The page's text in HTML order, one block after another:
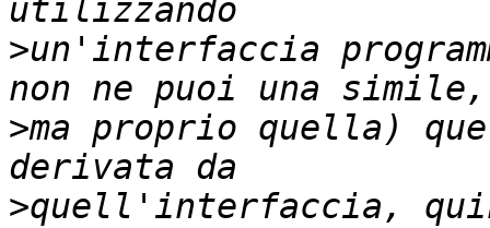
>un'interfaccia
>ma proprio quella)
>quell'interfaccia,